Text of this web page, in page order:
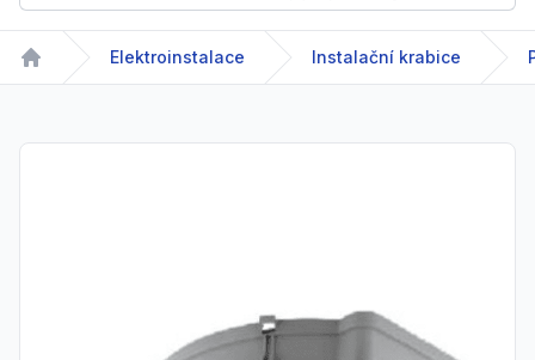
Home
Elektroinstalace Instalační krabice